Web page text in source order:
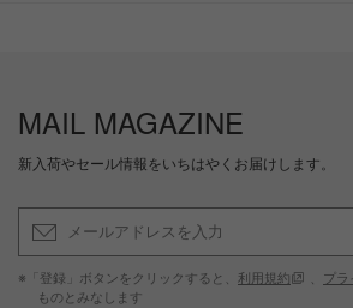
MAIL MAGAZINE
新入荷やセール情報をいちはやくお届けします。
※「登録」ボタンをクリックすると、 利用規約 プラ
ものとみなします